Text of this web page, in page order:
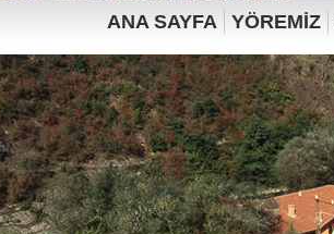
ANA SAYFA YÖREMİZ